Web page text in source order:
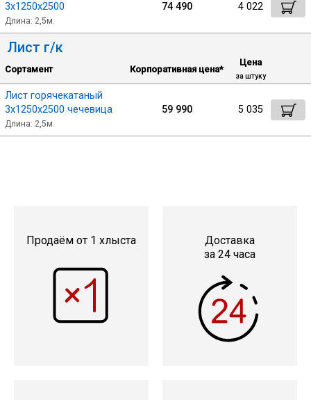
Труба профильная
Катанка
3х1250х2500
Длина: 2,5м.
74 490 4 022
Лист г/к
Сортамент Корпоративная цена*
Цена
за штуку
Лист горячекатаный
3х1250х2500 чечевица
Длина: 2,5м.
59 990 5 035
Продаём от 1 хлыста
Доставка
за 24 часа